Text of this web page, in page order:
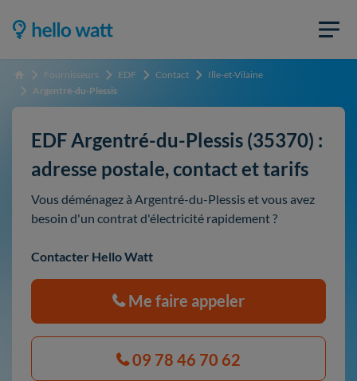
Accueil Fournisseurs EDF Contact
Ille-et-Vilaine
Argentré-du-Plessis
EDF Argentré-du-Plessis (35370) :
adresse postale, contact et tarifs
Vous déménagez à Argentré-du-Plessis et vous avez
besoin d'un contrat d'électricité rapidement ?
Contacter Hello Watt
Me faire appeler
09 78 46 70 62